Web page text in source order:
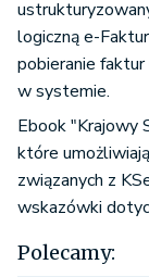
logiczną e-
pobieranie
w systemie.
Ebook "Krajowy
które
związanych z
wskazówki
Polecamy: